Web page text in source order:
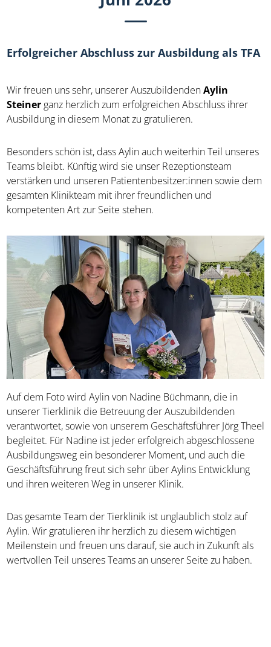
Erfolgreicher Abschluss zur Ausbildung als TFA
Wir freuen uns sehr, unserer Auszubildenden Aylin
Steiner ganz herzlich zum erfolgreichen Abschluss ihrer
Ausbildung in diesem Monat zu gratulieren.
Besonders schön ist, dass Aylin auch weiterhin Teil unseres
Teams bleibt. Künftig wird sie unser Rezeptionsteam
verstärken und unseren Patientenbesitzer:innen sowie dem
gesamten Klinikteam mit ihrer freundlichen und
kompetenten Art zur Seite stehen.
Auf dem Foto wird Aylin von Nadine Büchmann, die in
unserer Tierklinik die Betreuung der Auszubildenden
verantwortet, sowie von unserem Geschäftsführer Jörg Theel
begleitet. Für Nadine ist jeder erfolgreich abgeschlossene
Ausbildungsweg ein besonderer Moment, und auch die
Geschäftsführung freut sich sehr über Aylins Entwicklung
und ihren weiteren Weg in unserer Klinik.
Das gesamte Team der Tierklinik ist unglaublich stolz auf
Aylin. Wir gratulieren ihr herzlich zu diesem wichtigen
Meilenstein und freuen uns darauf, sie auch in Zukunft als
wertvollen Teil unseres Teams an unserer Seite zu haben.